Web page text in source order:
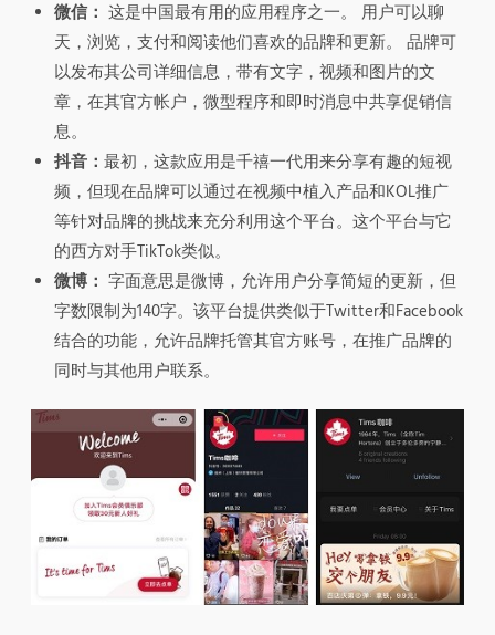
微信： 这是中国最有用的应用程序之一。 用户可以聊
天，浏览，支付和阅读他们喜欢的品牌和更新。 品牌可
以发布其公司详细信息，带有文字，视频和图片的文
章，在其官方帐户，微型程序和即时消息中共享促销信
息。
抖音： 最初，这款应用是千禧一代用来分享有趣的短视
频，但现在品牌可以通过在视频中植入产品和KOL推广
等针对品牌的挑战来充分利用这个平台。这个平台与它
的西方对手TikTok类似。
微博： 字面意思是微博，允许用户分享简短的更新，但
字数限制为140字。该平台提供类似于Twitter和Facebook
结合的功能，允许品牌托管其官方账号，在推广品牌的
同时与其他用户联系。